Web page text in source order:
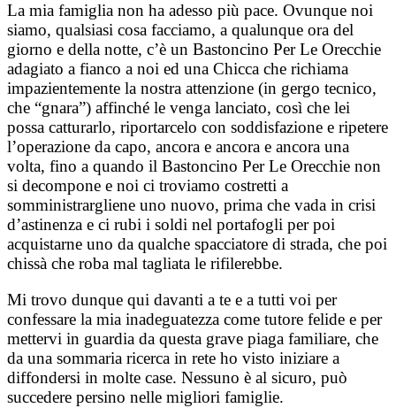
La mia famiglia non ha adesso più pace. Ovunque noi
siamo, qualsiasi cosa facciamo, a qualunque ora del
giorno e della notte, c’è un Bastoncino Per Le Orecchie
adagiato a fianco a noi ed una Chicca che richiama
impazientemente la nostra attenzione (in gergo tecnico,
che “gnara”) affinché le venga lanciato, così che lei
possa catturarlo, riportarcelo con soddisfazione e ripetere
l’operazione da capo, ancora e ancora e ancora una
volta, fino a quando il Bastoncino Per Le Orecchie non
si decompone e noi ci troviamo costretti a
somministrargliene uno nuovo, prima che vada in crisi
d’astinenza e ci rubi i soldi nel portafogli per poi
acquistarne uno da qualche spacciatore di strada, che poi
chissà che roba mal tagliata le rifilerebbe.
Mi trovo dunque qui davanti a te e a tutti voi per
confessare la mia inadeguatezza come tutore felide e per
mettervi in guardia da questa grave piaga familiare, che
da una sommaria ricerca in rete ho visto iniziare a
diffondersi in molte case. Nessuno è al sicuro, può
succedere persino nelle migliori famiglie.